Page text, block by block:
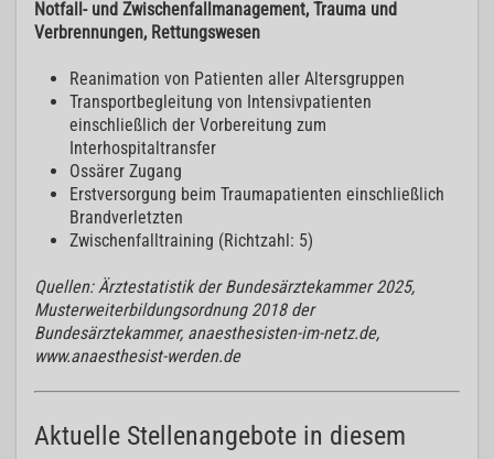
Notfall- und Zwischenfallmanagement, Trauma und
Verbrennungen, Rettungswesen
Reanimation von Patienten aller Altersgruppen
Transportbegleitung von Intensivpatienten
einschließlich der Vorbereitung zum
Interhospitaltransfer
Ossärer Zugang
Erstversorgung beim Traumapatienten einschließlich
Brandverletzten
Zwischenfalltraining (Richtzahl: 5)
Quellen: Ärztestatistik der Bundesärztekammer 2025,
Musterweiterbildungsordnung 2018 der
Bundesärztekammer, anaesthesisten-im-netz.de,
www.anaesthesist-werden.de
Aktuelle Stellenangebote in diesem